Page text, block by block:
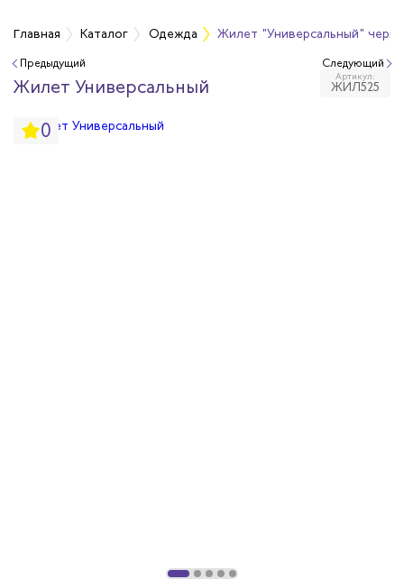
Главная Каталог Одежда Жилет "Универсальный"
Предыдущий
Жилет Универсальный Артикул:
ЖИЛ525
0
Следующий